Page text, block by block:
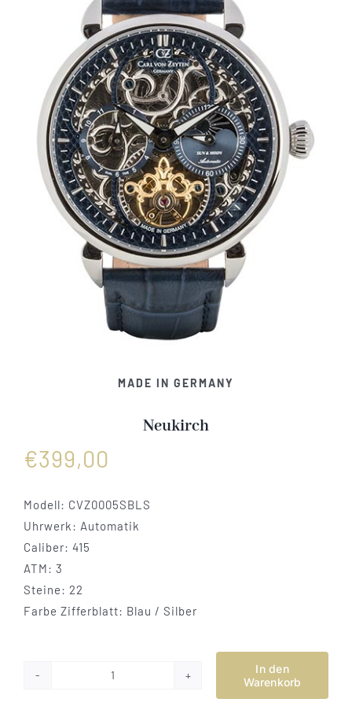
Mechanikuhren
Active Watches
Tourbillons
News
Geschichte
Händler
Kontakt
MADE IN GERMANY
Neukirch
€399,00
Modell: CVZ0005SBLS
Uhrwerk: Automatik
Caliber: 415
ATM: 3
Steine: 22
Farbe Zifferblatt: Blau / Silber
Neukirch
In den
Warenkorb